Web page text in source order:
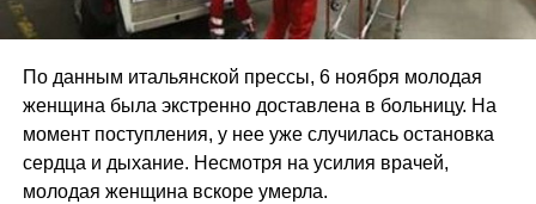
По данным итальянской прессы, 6 ноября молодая
женщина была экстренно доставлена в больницу. На
момент поступления, у нее уже случилась остановка
сердца и дыхание. Несмотря на усилия врачей,
молодая женщина вскоре умерла.